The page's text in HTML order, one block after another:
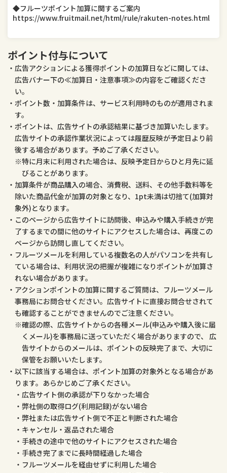
美容・コスメ・香水 ダイエット・健康
◆フルーツポイント加算に関するご案内
https://www.fruitmail.net/html/rule/rakuten-notes.html
ポイント付与について
広告アクションによる獲得ポイントの加算日などに関しては、
広告バナー下の≪加算日・注意事項≫の内容をご確認くださ
い。
ポイント数・加算条件は、サービス利用時のものが適用されま
す。
ポイントは、広告サイトの承認結果に基づき加算いたします。
広告サイトの承認作業状況によっては履歴反映が予定日より前
後する場合があります。予めご了承ください。
特に月末に利用された場合は、反映予定日からひと月先に延
びることがあります。
加算条件が商品購入の場合、消費税、送料、その他手数料等を
除いた商品代金が加算の対象となり、1pt未満は切捨て(加算対
象外)となります。
このページから広告サイトに訪問後、申込みや購入手続きが完
了するまでの間に他のサイトにアクセスした場合は、再度この
ページから訪問し直してください。
フルーツメールを利用している複数名の人がパソコンを共有し
ている場合は、利用状況の把握が複雑になりポイントが加算さ
れない場合があります。
アクションポイントの加算に関するご質問は、フルーツメール
事務局にお問合せください。広告サイトに直接お問合せされて
も確認することができませんのでご注意ください。
確認の際、広告サイトからの各種メール(申込みや購入後に届
くメール)を事務局に送っていただく場合がありますので、 広
告サイトからのメールは、ポイントの反映完了まで、大切に
保管をお願いいたします。
以下に該当する場合は、ポイント加算の対象外となる場合があ
ります。あらかじめご了承ください。
広告サイト側の承認が下りなかった場合
弊社側の取得ログ(利用記録)がない場合
弊社または広告サイト側で不正と判断された場合
キャンセル・返品された場合
手続きの途中で他のサイトにアクセスされた場合
手続き完了までに長時間経過した場合
フルーツメールを経由せずに利用した場合